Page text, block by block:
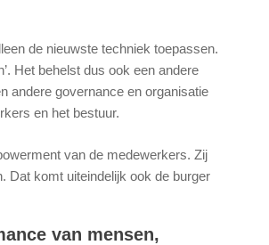
de nieuwste techniek toepassen.
Het behelst dus ook een andere
andere governance en organisatie
en het bestuur.
van de medewerkers. Zij
Dat komt uiteindelijk ook de burger
van mensen,